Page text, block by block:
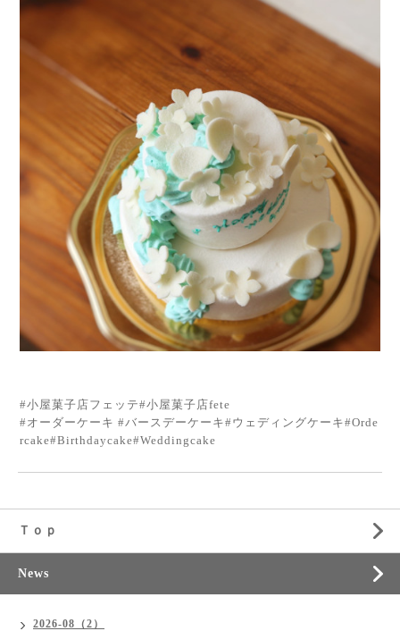
#小屋菓子店フェッテ#小屋菓子店fete
#オーダーケーキ #バースデーケーキ#ウェディングケーキ#Orde
rcake#Birthdaycake#Weddingcake
Ｔｏｐ
News
2026-08（2）